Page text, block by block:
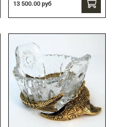
13 500.00 руб